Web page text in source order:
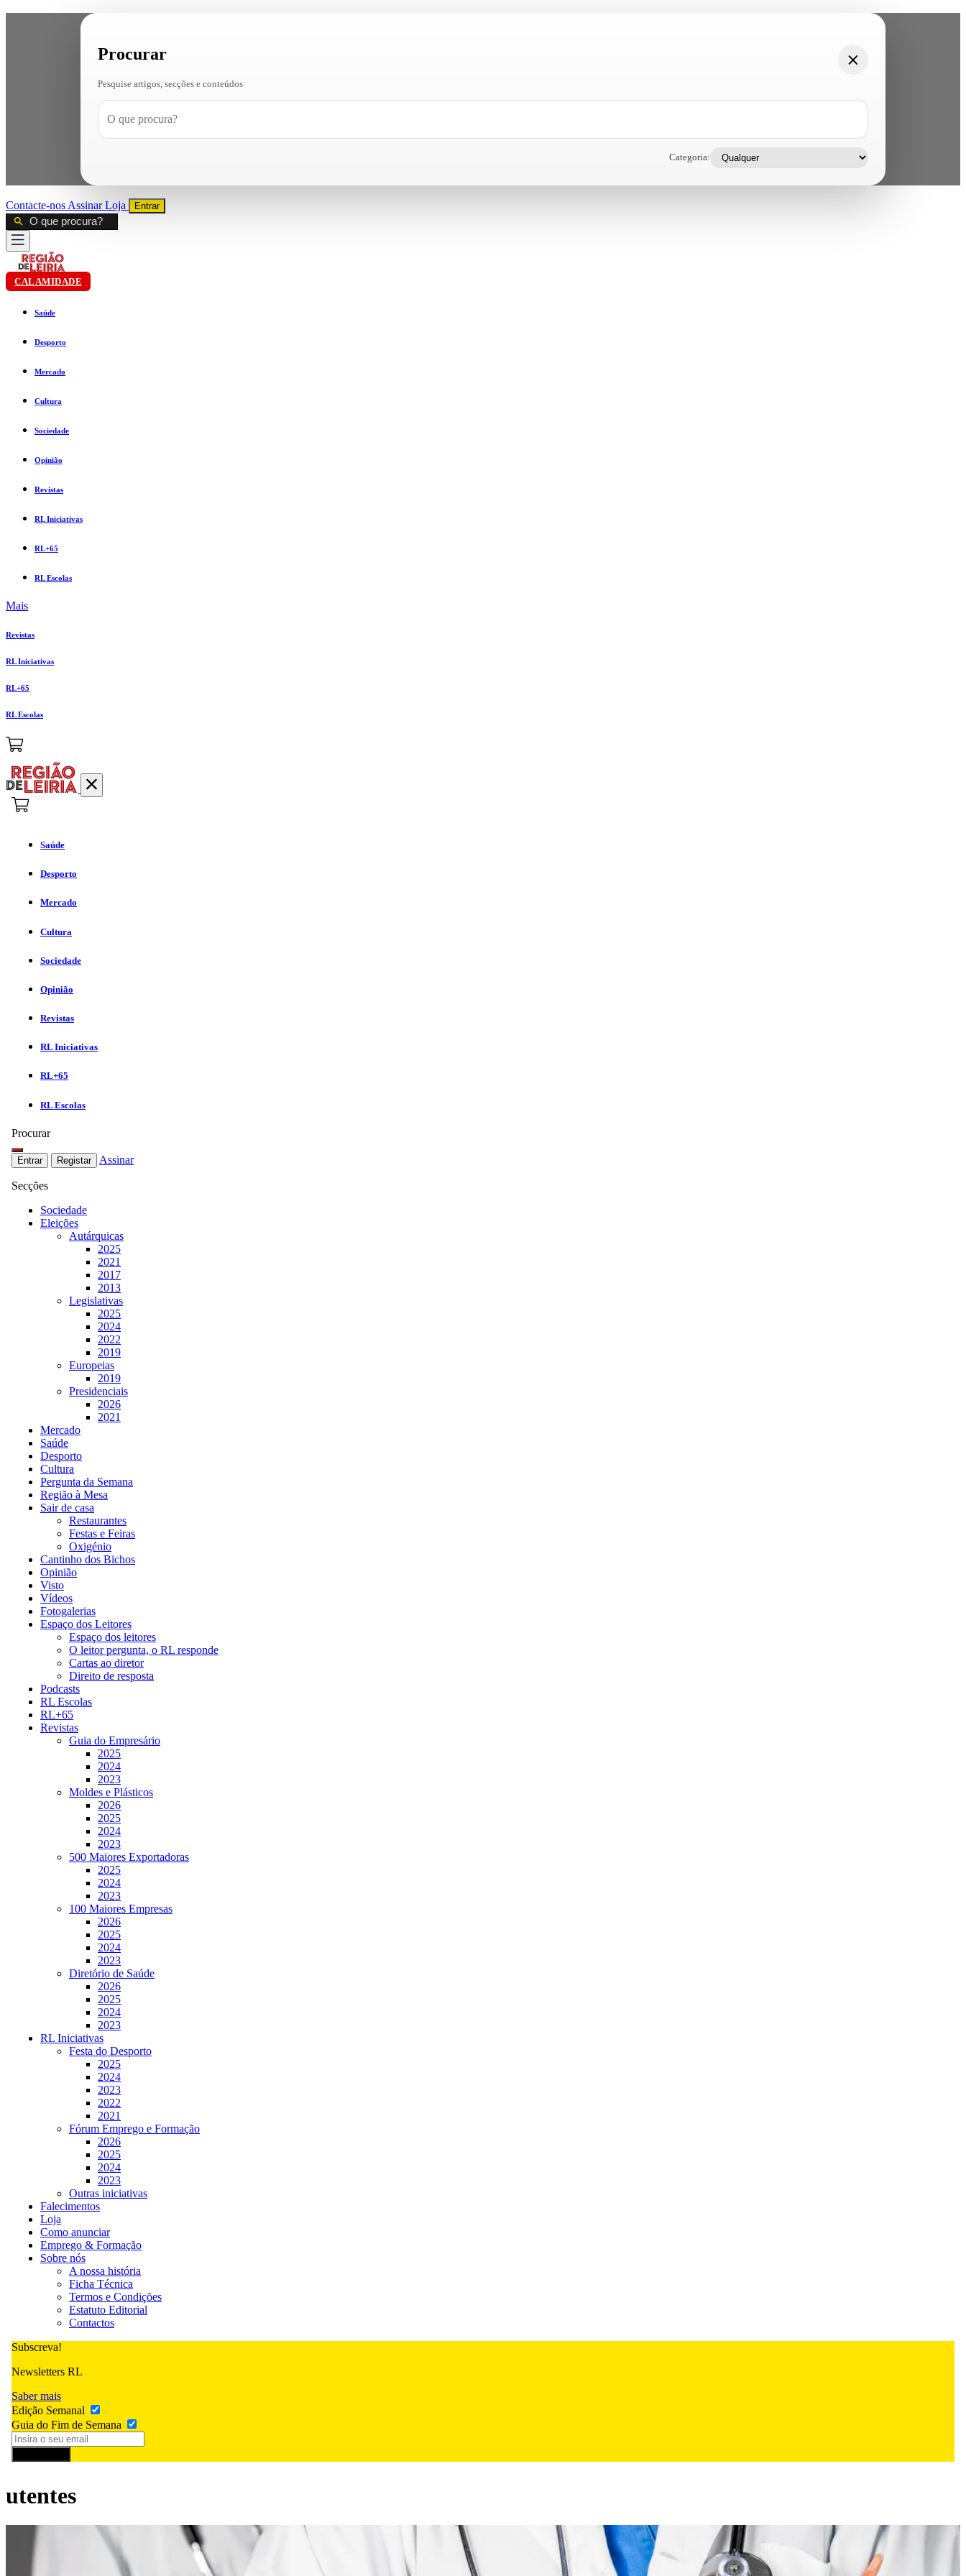
Procurar
Pesquise artigos, secções e conteúdos
Categoria:
Contacte-nos AssinarLoja Entrar
CALAMIDADE
Saúde
Desporto
Mercado
Cultura
Sociedade
Opinião
Revistas
RL Iniciativas
RL+65
RL Escolas
Mais
Revistas
RL Iniciativas
RL+65
RL Escolas
Saúde
Desporto
Mercado
Cultura
Sociedade
Opinião
Revistas
RL Iniciativas
RL+65
RL Escolas
Procurar
Entrar Registar Assinar
Secções
Sociedade
Eleições
Autárquicas
2025
2021
2017
2013
Legislativas
2025
2024
2022
2019
Europeias
2019
Presidenciais
2026
2021
Mercado
Saúde
Desporto
Cultura
Pergunta da Semana
Região à Mesa
Sair de casa
Restaurantes
Festas e Feiras
Oxigénio
Cantinho dos Bichos
Opinião
Visto
Vídeos
Fotogalerias
Espaço dos Leitores
Espaço dos leitores
O leitor pergunta, o RL responde
Cartas ao diretor
Direito de resposta
Podcasts
RL Escolas
RL+65
Revistas
Guia do Empresário
2025
2024
2023
Moldes e Plásticos
2026
2025
2024
2023
500 Maiores Exportadoras
2025
2024
2023
100 Maiores Empresas
2026
2025
2024
2023
Diretório de Saúde
2026
2025
2024
2023
RL Iniciativas
Festa do Desporto
2025
2024
2023
2022
2021
Fórum Emprego e Formação
2026
2025
2024
2023
Outras iniciativas
Falecimentos
Loja
Como anunciar
Emprego & Formação
Sobre nós
A nossa história
Ficha Técnica
Termos e Condições
Estatuto Editorial
Contactos
Subscreva!
Newsletters RL
Saber mais
Edição Semanal
Guia do Fim de Semana
utentes